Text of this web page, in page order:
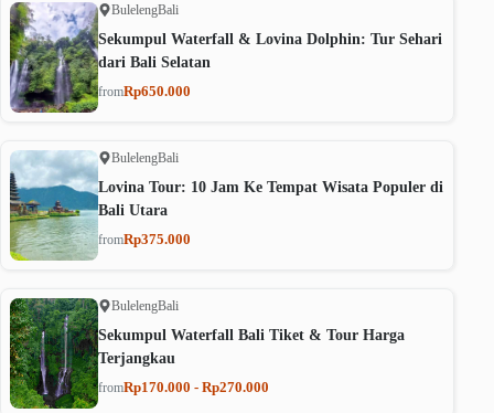
BulelengBali
Sekumpul Waterfall & Lovina Dolphin: Tur Sehari
dari Bali Selatan
fromRp650.000
BulelengBali
Lovina Tour: 10 Jam Ke Tempat Wisata Populer di
Bali Utara
fromRp375.000
BulelengBali
Sekumpul Waterfall Bali Tiket & Tour Harga
Terjangkau
fromRp170.000 - Rp270.000